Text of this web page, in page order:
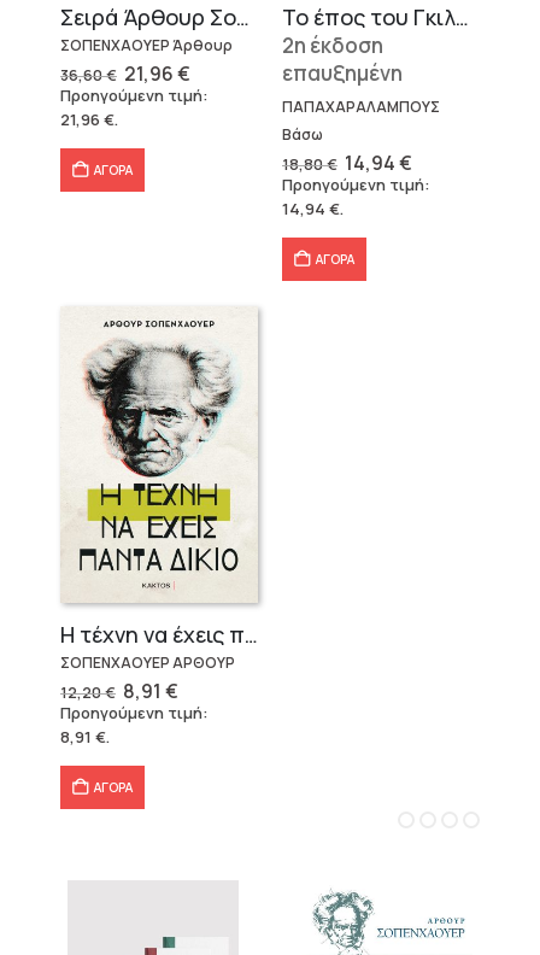
Σειρά Άρθουρ Σοπενχάουερ (3 βιβλία)
ΣΟΠΕΝΧΑΟΥΕΡ Άρθουρ
36,60€ Original
price
was:
21,96€Η
τρέχουσα
τιμή
Προηγούμενη τιμή:
21,96 €.
ΑΓΟΡΑ
Το έπος του Γκιλγκαμές
2η έκδοση
επαυξημένη
ΠΑΠΑΧΑΡΑΛΑΜΠΟΥΣ
Βάσω
18,80€ Original
price
was:
18,80 €.
14,94€Η
τρέχουσα
τιμή
Προηγούμενη τιμή:
14,94 €.
ΑΓΟΡΑ
Η τέχνη να έχεις πάντα δίκιο – Άρθουρ Σοπενχάουερ
ΣΟΠΕΝΧΑΟΥΕΡ ΑΡΘΟΥΡ
12,20€ Original
price
was:
8,91 €Η
τρέχουσα
τιμή
Προηγούμενη τιμή:
8,91 €.
ΑΓΟΡΑ